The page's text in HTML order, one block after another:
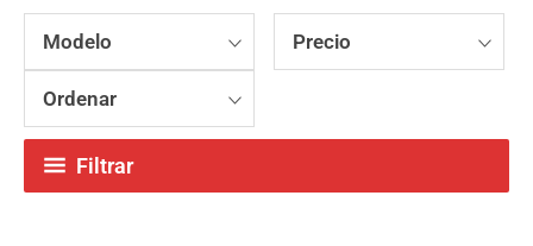
Modelo Precio
Ordenar
Filtrar